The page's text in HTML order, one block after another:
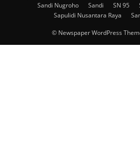
Sandi Nugroho
Sandi SN 95
Sapulidi Nusantara Raya
© Newspaper WordPress